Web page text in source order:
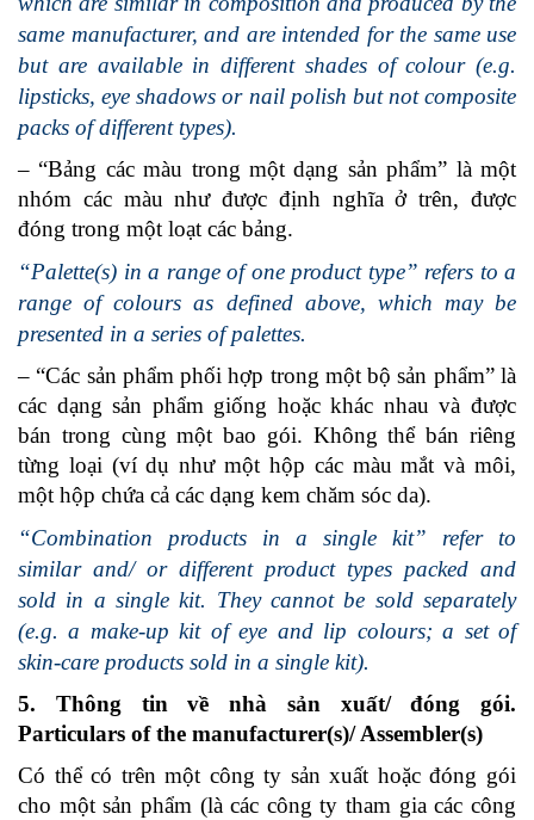
same manufacturer, and are intended for the same use
but are available in different shades of colour (e.g.
lipsticks, eye shadows or nail polish but not composite
packs of different types).
– “Bảng các màu trong một dạng sản phẩm” là một
nhóm các màu như được định nghĩa ở trên, được
đóng trong một loạt các bảng.
“Palette(s) in a range of one product type” refers to a
range of colours as defined above, which may be
presented in a series of palettes.
– “Các sản phẩm phối hợp trong một bộ sản phẩm” là
các dạng sản phẩm giống hoặc khác nhau và đ­ược
bán trong cùng một bao gói. Không thể bán riêng
từng loại (ví dụ như­ một hộp các màu mắt và môi,
một hộp chứa cả các dạng kem chăm sóc da).
“Combination products in a single kit” refer to
similar and/ or different product types packed and
sold in a single kit. They cannot be sold separately
(e.g. a make-up kit of eye and lip colours; a set of
skin-care products sold in a single kit).
5. Thông tin về nhà sản xuất/ đóng gói.
Particulars of the manufacturer(s)/ Assembler(s)
Có thể có trên một công ty sản xuất hoặc đóng gói
cho một sản phẩm (là các công ty tham gia các công